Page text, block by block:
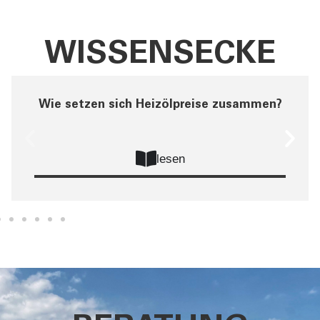
WISSENSECKE
Wie setzen sich Heizölpreise zusammen?
lesen